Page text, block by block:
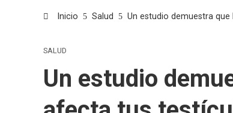
Inicio Salud Un estudio demuestra
SALUD
Un estudio